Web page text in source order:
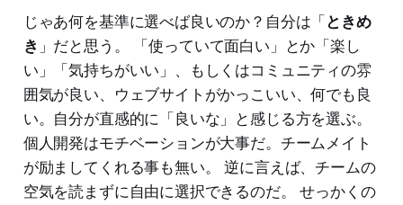
じゃあ何を基準に選べば良いのか？自分は「 ときめ
き 」だと思う。 「使っていて面白い」とか「楽し
い」「気持ちがいい」、もしくはコミュニティの雰
囲気が良い、ウェブサイトがかっこいい、何でも良
い。自分が直感的に「良いな」と感じる方を選ぶ。
個人開発はモチベーションが大事だ。チームメイト
が励ましてくれる事も無い。 逆に言えば、チームの
空気を読まずに自由に選択できるのだ。 せっかくの